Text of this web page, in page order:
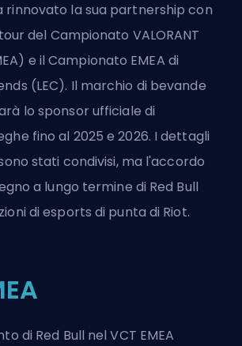
rinnovato la sua partnership con
del Campionato VALORANT
e il Campionato EMEA di
(LEC). Il marchio di bevande
lo sponsor ufficiale di
fino al 2025 e 2026. I dettagli
stati condivisi, ma l'accordo
a lungo termine di Red Bull
di esports di punta di Riot.
di Red Bull nel VCT EMEA